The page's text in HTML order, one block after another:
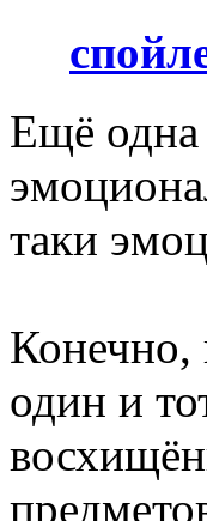
Ещё одна
таки
Конечно,
один и